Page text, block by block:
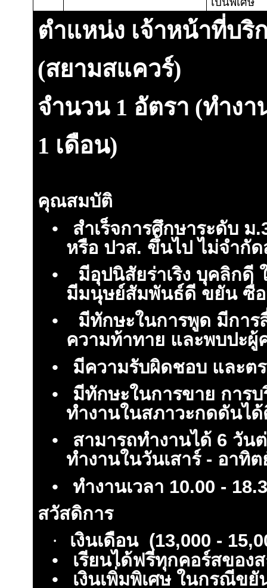
ตำแหน่ง เจ้าหน้าที่บริ
(สยามสแควร์)
จำนวน1 อัตรา (ทำงา
1 เดือน)
คุณสมบัติ
•
สำเร็จการศึกษาระดับ ม
หรือ ปวส. ขึ้นไป ไม่จำกั
•
มีอุปนิสัยร่าเริง บุคลิกดี
มีมนุษย์สัมพันธ์ดี ขยัน ซื่
•
มีทักษะในการพูด มีการ
ความท้าทาย และพบปะผู้
•
มีความรับผิดชอบ และตร
•
มีทักษะในการขาย การ
ทำงานในสภาวะกดดันไ
•
สามารถทำงานได้ 6 วัน
ทำงานในวันเสาร์ - อาทิ
•
ทำงานเวลา 10.00 -
สวัสดิการ
·
เงินเดือน (13,000 -
•
เรียนได้ฟรีทุกคอร์สของ
•
เงินเพิ่มพิเศษ ในกรณีขยั